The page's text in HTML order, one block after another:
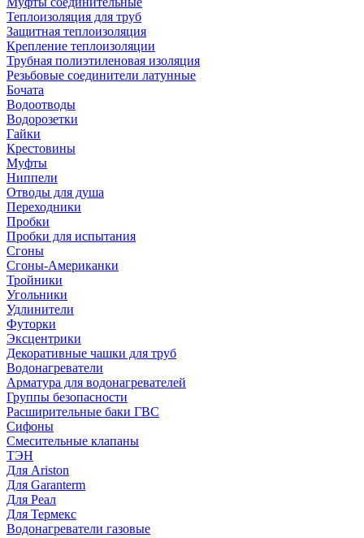
Теплоизоляция для труб
Защитная теплоизоляция
Крепление теплоизоляции
Трубная полиэтиленовая изоляция
Резьбовые соединители латунные
Бочата
Водоотводы
Водорозетки
Гайки
Крестовины
Муфты
Ниппели
Отводы для душа
Переходники
Пробки
Пробки для испытания
Сгоны
Сгоны-Американки
Тройники
Угольники
Удлинители
Футорки
Эксцентрики
Декоративные чашки для труб
Водонагреватели
Арматура для водонагревателей
Группы безопасности
Расширительные баки ГВС
Сифоны
Смесительные клапаны
ТЭН
Для Ariston
Для Garanterm
Для Реал
Для Термекс
Водонагреватели газовые